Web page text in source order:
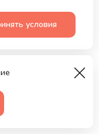
раньше или позже
готовится.
скидок требуется
условия